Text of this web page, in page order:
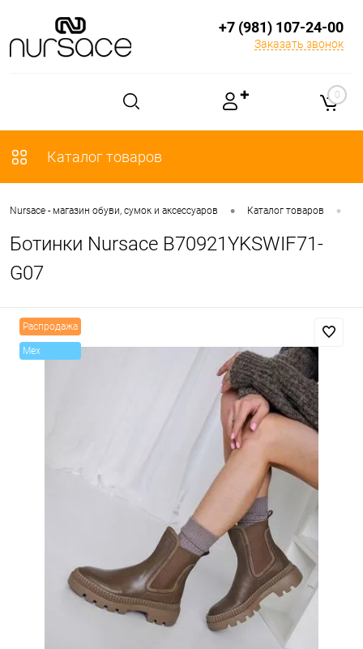
+7 (981) 107-24-00
Заказать звонок
✚ 0
Каталог товаров
Nursace - магазин обуви, сумок и аксессуаров • Каталог товаров •
Ботинки Nursace B70921YKSWIF71-
G07
Распродажа
Mex